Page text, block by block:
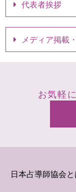
代表者挨拶
メディア掲載
お気軽
日本占導師協会